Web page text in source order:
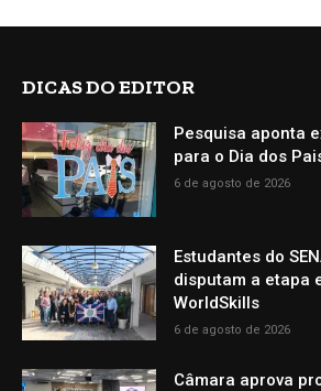
DICAS DO EDITOR
Pesquisa aponta
para o Dia dos
6 de agosto de 2026
Estudantes do
disputam a etapa
WorldSkills
6 de agosto de 2026
Câmara aprova